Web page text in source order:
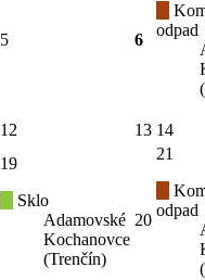
5 6
odpad
12 13 14
19
Sklo
Adamovské
Kochanovce
(Trenčín)
20
21
odpad